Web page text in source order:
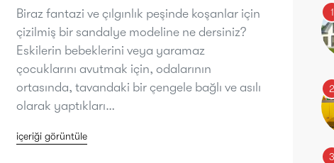
Biraz fantazi ve çılgınlık peşinde koşanlar için
çizilmiş bir sandalye modeline ne dersiniz?
Eskilerin bebeklerini veya yaramaz
çocuklarını avutmak için, odalarının
ortasında, tavandaki bir çengele bağlı ve asılı
olarak yaptıkları…
içeriği görüntüle
1
2
3